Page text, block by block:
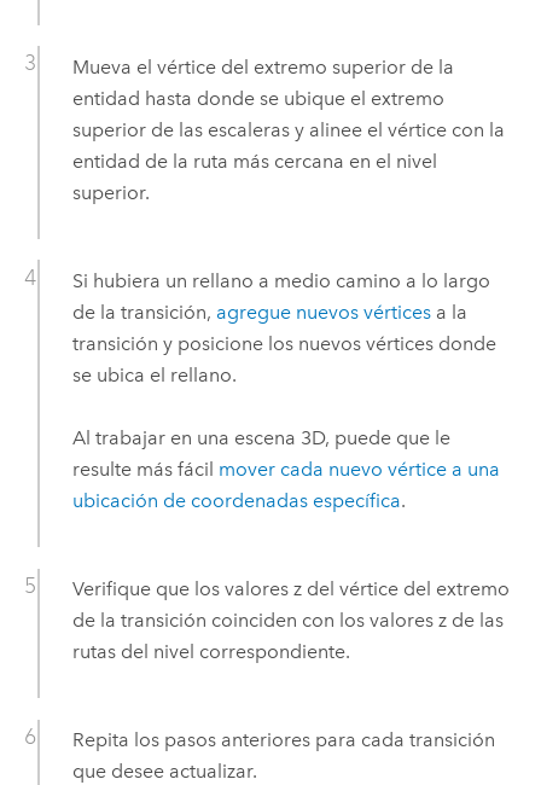
Mueva el vértice del extremo superior de la
entidad hasta donde se ubique el extremo
superior de las escaleras y alinee el vértice con la
entidad de la ruta más cercana en el nivel
superior.
Si hubiera un rellano a medio camino a lo largo
de la transición, agregue nuevos vérticesa la
transición y posicione los nuevos vértices donde
se ubica el rellano.
Al trabajar en una escena 3D, puede que le
resulte más fácil mover cada nuevo vértice a una
ubicación de coordenadas específica.
Verifique que los valores z del vértice del extremo
de la transición coinciden con los valores z de las
rutas del nivel correspondiente.
Repita los pasos anteriores para cada transición
que desee actualizar.